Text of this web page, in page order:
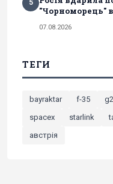
5
"Чорноморець"
07.08.2026
ТЕГИ
bayraktar f-35
spacex
starlink
австрія